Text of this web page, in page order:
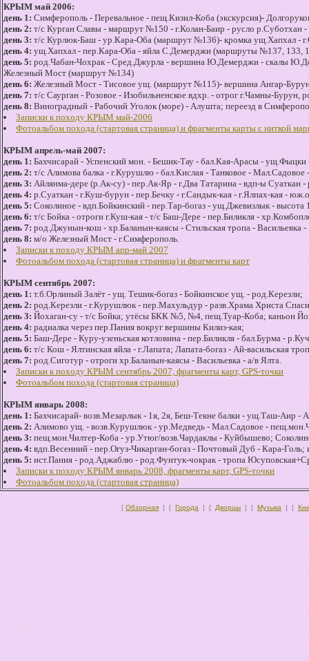
КРЫМ май 2006:
день 1: Симферополь - Перевальное - пещ.Кизил-Коба (экскурсия)-
день 2: т/с Курган Славы - маршрут №150 - г.Колан-Баир - русло
день 3: т/с Курлюк-Баш - ур.Кара-Оба (маршрут №136)- кромка ущ.Хапхал -
день 4: ущ.Хапхал - пер.Кара-Оба - яйла С.Демерджи (маршруты №137, 133,
день 5: род.Чабан-Чохрак - Сред.Джурла - вершина Ю.Демерджи - скалы
Железный Мост (маршрут №134)
день 6: Железный Мост - Тисовое ущ. (маршрут №115)- вершина Ангар-
день 7: т/с Саурган - Розовое - Изобильненское вдхр. - отрог г.Чамны-
день 8: Виноградный - Рабочий Уголок (море) - Алушта; переезд в
Записки к походу КРЫМ май-2006
Фотоальбом похода (стартовая страница) и фрагменты карты с ниткой
КРЫМ апрель-май 2007:
день 1: Бахчисарай - Успенский мон. - Бешик-Тау - бал.Кая-Арасы - ущ.Фыцки
день 2: т/с Алимова балка - г.Курушлю - бал.Кислая - Танковое -
день 3: Айлянма-дере (р.Ак-су) - пер.Ак-Яр - г.Два Татарина - вдп-ы Суаткан -
день 4: р.Суаткан - г.Куш-бурун - пер.Бечку - г.Сандык-кая - г.Ялпах-кая -
день 5: Соколиное - вдп.Бойкинский - пер.Тар-богаз - ущ.Джевизлык -
день 6: т/с Бойка - отроги г.Куш-кая - т/с Баш-Дере - пер.Биликля -
день 7: род.Джунын-кош - хр.Баланын-каясы - Стильская тропа - Васильевка
день 8: м/о Железный Мост - г.Симферополь.
Записки к походу КРЫМ апр-май 2007
Фотоальбом похода (стартовая страница) и фрагменты карт
КРЫМ сентябрь 2007:
день 1: т.б.Орлиный Залёт - ущ. Тешик-богаз - Бойкинское ущ. - род.Керезли;
день 2: род.Керезли - г.Курушлюк - пер.Махульдур - разв.Храма Христа
день 3: Йохаган-су - т/с Бойка; утёсы БКК №5, №4, пещ.Туар-Коба; каньон
день 4: радиалка через пер.Пания вокруг вершины Килиз-кая;
день 5: Баш-Дере - Куру-узеньская котловина - пер.Биликля - бал.Бурма -
день 6: т/с Кош - Ялтинская яйла - г.Лапата; Лапата-богаз - Ай-васильская
день 7: род.Сиготур - отроги хр.Баланын-каясы - Васильевка - а/в Ялта.
Записки к походу КРЫМ сентябрь 2007, фрагменты карт, GPS-точки
Фотоальбом похода (стартовая страница)
КРЫМ январь 2008:
день 1: Бахчисарай- возв.Мезарлык - 1я, 2я, Беш-Текне балки - ущ.Таш-Аир -
день 2: Алимово ущ. - возв.Курушлюк - ур.Медведь - Мал.Садовое -
день 3: пещ.мон.Чилтер-Коба - ур.Утюг/возв.Чардаклы - Куйбышево;
день 4: вдп.Весенний - пер.Огуз-Чикарган-богаз - Почтовый Дуб - Кара-Голь;
день 5: ист.Пания - род.Аджаблю - род.Фунтук-чокрак - тропа
Записки к походу КРЫМ январь 2008, фрагменты карт, GPS-точки
Фотоальбом похода (стартовая страница)
[ Обзорная ] [ Города ] [ Дворцы ] [ Музыка ] [